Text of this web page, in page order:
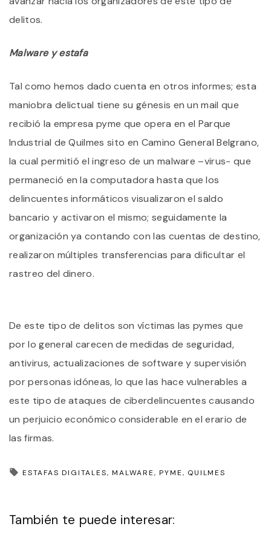
delitos.
Malware y estafa
Tal como hemos dado cuenta en otros informes; esta
maniobra delictual tiene su génesis en un mail que
recibió la empresa pyme que opera en el Parque
Industrial de Quilmes sito en Camino General Belgrano,
la cual permitió el ingreso de un malware –virus- que
permaneció en la computadora hasta que los
delincuentes informáticos visualizaron el saldo
bancario y activaron el mismo; seguidamente la
organización ya contando con las cuentas de destino,
realizaron múltiples transferencias para dificultar el
rastreo del dinero.
De este tipo de delitos son víctimas las pymes que
por lo general carecen de medidas de seguridad,
antivirus, actualizaciones de software y supervisión
por personas idóneas, lo que las hace vulnerables a
este tipo de ataques de ciberdelincuentes causando
un perjuicio económico considerable en el erario de
las firmas.
ESTAFAS DIGITALES MALWARE PYME QUILMES
También te puede interesar: